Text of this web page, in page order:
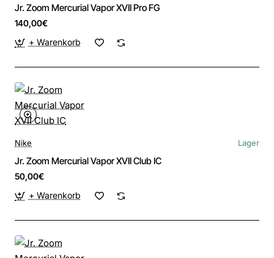
Jr. Zoom Mercurial Vapor XVII Pro FG
140,00€
+ Warenkorb
Nike Lager
Jr. Zoom Mercurial Vapor XVII Club IC
50,00€
+ Warenkorb